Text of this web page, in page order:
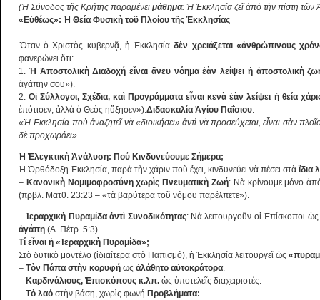
(Ἡ Σύνοδος τῆς Κρήτης παραμένει μάθημα: Ἡ Ἐκκλησία ζεῖ ἀπὸ τὴν πίστη τῶν
«Εὐθέως»: Ἡ Θεία Φυσικὴ τοῦ Πλοίου τῆς Ἐκκλησίας
Ὅταν ὁ Χριστὸς κυβερνᾷ, ἡ Ἐκκλησίαδὲν χρειάζεται «ἀνθρώπινους
φανερώνει ὅτι:
1. Ἡ Ἀποστολικὴ Διαδοχή εἶναι ἄνευ νόημα ἐὰν λείψει ἡ ἀποστολικὴ
ἀγάπην σου»).
2.Οἱ Σύλλογοι, Σχέδια, καὶ Προγράμματα εἶναι κενὰ ἐὰν λείψει ἡ θεία
ἐπότισεν, ἀλλὰ ὁ Θεὸς ηὔξησεν»).Διδασκαλία Ἁγίου Παΐσιου:
«Ἡ Ἐκκλησία ποὺ ἀναζητεῖ νὰ «διοικήσει» ἀντὶ νὰ προσεύχεται, εἶναι σὰν
δὲ προχωράει».
Ἡ Ἐλεγκτικὴ Ἀνάλυση: Πού Κινδυνεύουμε Σήμερα;
Ἡ Ὀρθόδοξη Ἐκκλησία, παρὰ τὴν χάριν ποὺ ἔχει, κινδυνεύει νὰ πέσει στὰ ἴδια
– Κανονικὴ Νομιμοφροσύνη χωρὶς Πνευματικὴ Ζωή: Νὰ κρίνουμε μόνο
(πρβλ. Ματθ. 23:23 – «τὰ βαρύτερα τοῦ νόμου παρέλπετε»).
–Ἱεραρχικὴ Πυραμίδα ἀντὶ Συνοδικότητας: Νὰ λειτουργοῦν οἱ Ἐπίσκοποι ὡς
ἀγάπῃ (A Πέτρ. 5:3).
Τί εἶναι ἡ «Ἱεραρχικὴ Πυραμίδα»;
Στὸ δυτικὸ μοντέλο (ἰδιαίτερα στὸ Παπισμό), ἡ Ἐκκλησία λειτουργεῖ ὡς
– Τὸν Πάπα στὴν κορυφή ὡς ἀλάθητο αὐτοκράτορα.
– Καρδινάλιους, Ἐπισκόπους κ.λπ. ὡς ὑποτελεῖς διαχειριστές.
– Τὸ λαό στὴν βάση, χωρὶς φωνή.Προβλήματα: